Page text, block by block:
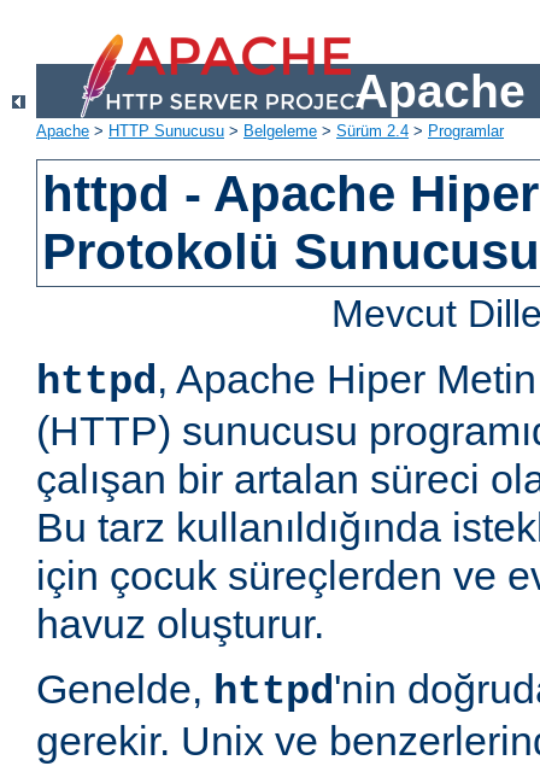
Apache
Apache > HTTP Sunucusu > Belgeleme > Sürüm 2.4 > Programlar
httpd - Apache
Protokolü Sunucusu
Mevcut
httpd, Apache Hiper
(HTTP) sunucusu
çalışan bir artalan süreci
Bu tarz kullanıldığında
için çocuk süreçlerden ve
havuz oluşturur.
Genelde, httpd'nin
gerekir. Unix ve